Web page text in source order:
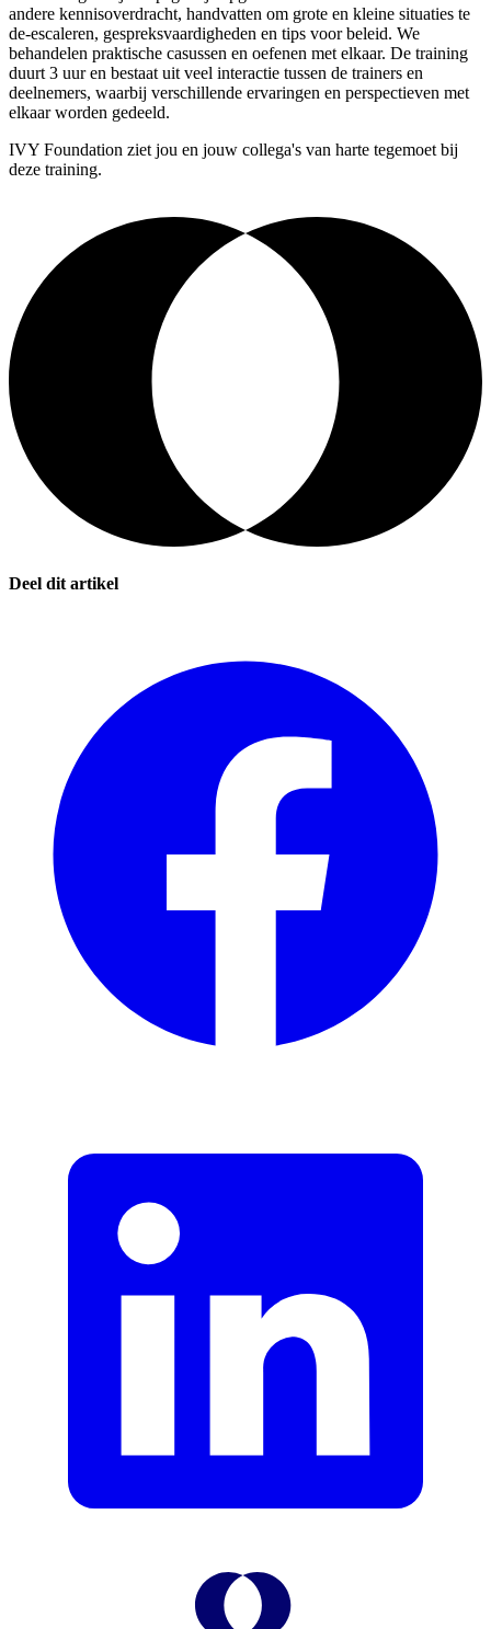
andere kennisoverdracht, handvatten om grote en kleine situaties te
de-escaleren, gespreksvaardigheden en tips voor beleid. We
behandelen praktische casussen en oefenen met elkaar. De training
duurt 3 uur en bestaat uit veel interactie tussen de trainers en
deelnemers, waarbij verschillende ervaringen en perspectieven met
elkaar worden gedeeld.
IVY Foundation ziet jou en jouw collega's van harte tegemoet bij
deze training.
Deel dit artikel